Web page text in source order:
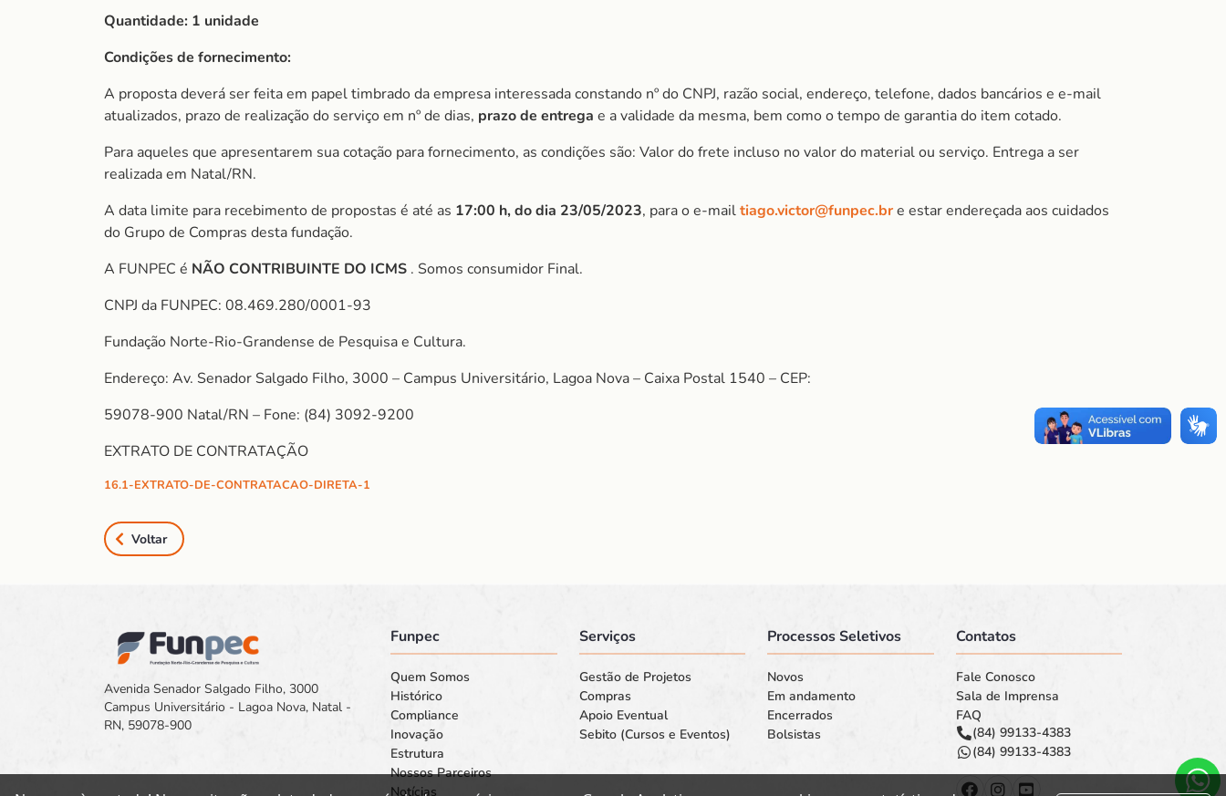
Quantidade: 1 unidade
Condições de fornecimento:
A proposta deverá ser feita em papel timbrado da empresa interessada constando nº do CNPJ, razão social, endereço, telefone, dados bancários e e-mail
atualizados, prazo de realização do serviço em nº de dias, prazo de entrega e a validade da mesma, bem como o tempo de garantia do item cotado.
Para aqueles que apresentarem sua cotação para fornecimento, as condições são: Valor do frete incluso no valor do material ou serviço. Entrega a ser
realizada em Natal/RN.
A data limite para recebimento de propostas é até as 17:00 h, do dia 23/05/2023, para o e-mailtiago.victor@funpec.bre estar endereçada aos cuidados
do Grupo de Compras desta fundação.
A FUNPEC é NÃO CONTRIBUINTE DO ICMS . Somos consumidor Final.
CNPJ da FUNPEC: 08.469.280/0001-93
Fundação Norte-Rio-Grandense de Pesquisa e Cultura.
Endereço: Av. Senador Salgado Filho, 3000 – Campus Universitário, Lagoa Nova – Caixa Postal 1540 – CEP:
59078-900 Natal/RN – Fone: (84) 3092-9200
EXTRATO DE CONTRATAÇÃO
16.1-EXTRATO-DE-CONTRATACAO-DIRETA-1
Voltar
Avenida Senador Salgado Filho, 3000
Campus Universitário - Lagoa Nova, Natal -
RN, 59078-900
Funpec
Quem Somos
Histórico
Compliance
Inovação
Estrutura
Nossos Parceiros
Notícias
Serviços
Gestão de Projetos
Compras
Apoio Eventual
Sebito (Cursos e Eventos)
Processos Seletivos
Novos
Em andamento
Encerrados
Bolsistas
Contatos
Fale Conosco
Sala de Imprensa
FAQ
(84) 99133-4383
(84) 99133-4383